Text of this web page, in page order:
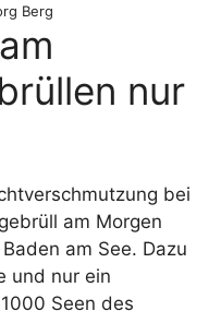
Berg
nur
bei
am Morgen
am See. Dazu
und nur ein
Seen des